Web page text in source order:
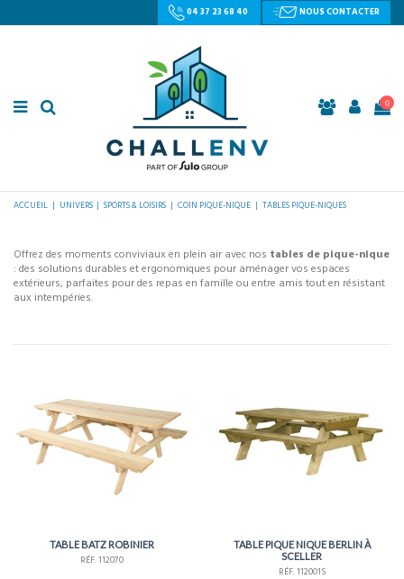
04 37 23 68 40 NOUS CONTACTER
0
ACCUEIL UNIVERS SPORTS & LOISIRS COIN PIQUE-NIQUE TABLES PIQUE-NIQUES
Offrez des moments conviviaux en plein air avec nos tables de pique-nique
: des solutions durables et ergonomiques pour aménager vos espaces
extérieurs, parfaites pour des repas en famille ou entre amis tout en résistant
aux intempéries.
TABLE BATZ ROBINIER
RÉF. 112070
TABLE PIQUE NIQUE BERLIN À
SCELLER
RÉF. 112001S